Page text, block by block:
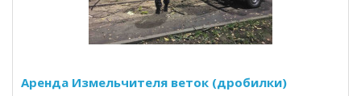
Аренда Измельчителя веток (дробилки)